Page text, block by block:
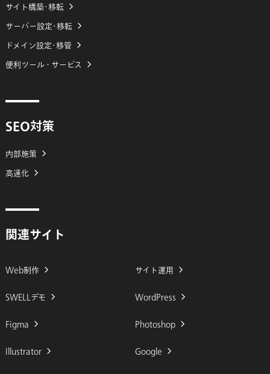
サイト構築･移転
サーバー設定･移転
ドメイン設定･移管
便利ツール・サービス
SEO対策
内部施策
高速化
関連サイト
Web制作 サイト運用
SWELLデモ WordPress
Figma Photoshop
Illustrator Google